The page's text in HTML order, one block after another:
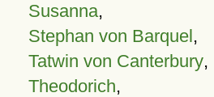
Susanna,
Stephan von Barquel,
Tatwin von Canterbury,
Theodorich,